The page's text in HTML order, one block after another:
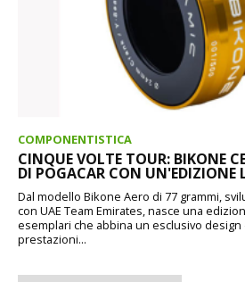
COMPONENTISTICA
CINQUE VOLTE TOUR: BIKONE
DI POGACAR CON
Dal modello Bikone Aero di 77 grammi,
con UAE Team Emirates, nasce una
esemplari che abbina un esclusivo design
prestazioni...